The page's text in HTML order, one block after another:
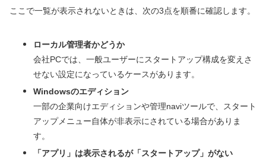
ここで一覧が表示されないときは、次の3点を順番に確認します。
ローカル管理者かどうか
会社PCでは、一般ユーザーにスタートアップ構成を変えさ
せない設定になっているケースがあります。
Windowsのエディション
一部の企業向けエディションや管理naviツールで、スタート
アップメニュー自体が非表示にされている場合がありま
す。
「アプリ」は表示されるが「スタートアップ」がない